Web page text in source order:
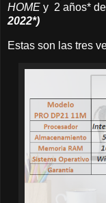
HOME y 2 años*
2022*)
Estas son las tres